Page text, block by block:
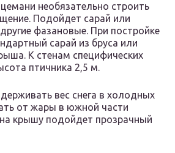
необязательно строить
Подойдет сарай или
фазановые. При постройке
сарай из бруса или
К стенам специфических
птичника 2,5 м.
вес снега в холодных
от жары в южной части
крышу подойдет прозрачный